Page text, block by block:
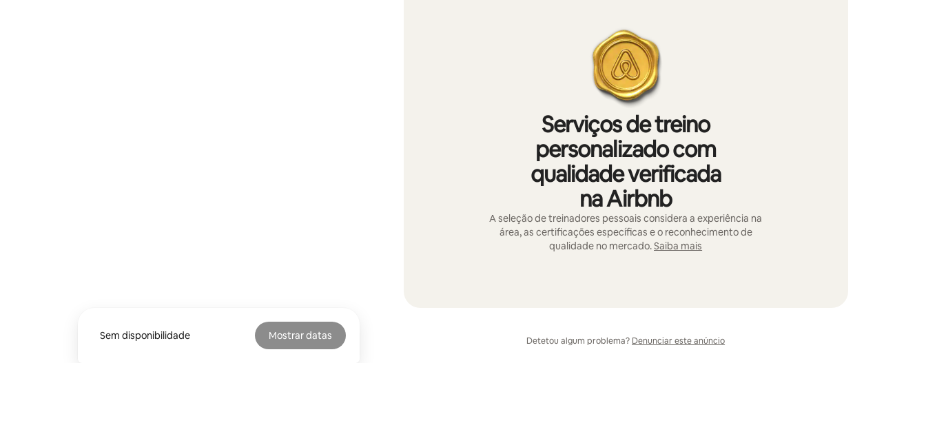
Sem disponibilidade Mostrar datas
Serviços de treino
personalizado com
qualidade verificada
na Airbnb
A seleção de treinadores pessoais considera a experiência na
área, as certificações específicas e o reconhecimento de
qualidade no mercado.Saiba mais
Detetou algum problema? Denunciar este anúncio